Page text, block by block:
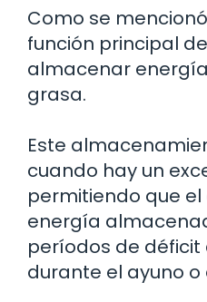
Como se
función principal
almacenar
grasa.
Este
cuando hay un
permitiendo que
energía
períodos de déficit
durante el ayuno o